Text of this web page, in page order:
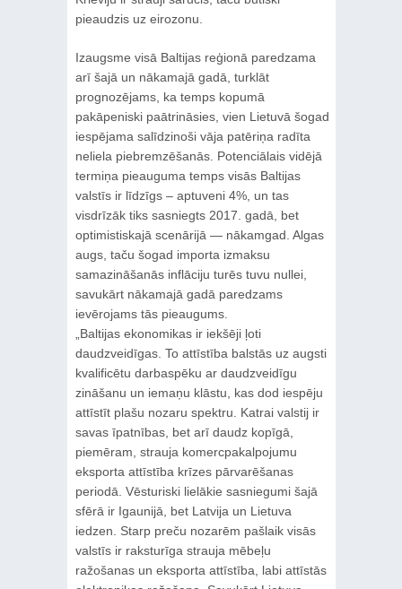
pieaudzis uz eirozonu.
Izaugsme visā Baltijas reģionā paredzama
arī šajā un nākamajā gadā, turklāt
prognozējams, ka temps kopumā
pakāpeniski paātrināsies, vien Lietuvā šogad
iespējama salīdzinoši vāja patēriņa radīta
neliela piebremzēšanās. Potenciālais vidējā
termiņa pieauguma temps visās Baltijas
valstīs ir līdzīgs – aptuveni 4%, un tas
visdrīzāk tiks sasniegts 2017. gadā, bet
optimistiskajā scenārijā — nākamgad. Algas
augs, taču šogad importa izmaksu
samazināšanās inflāciju turēs tuvu nullei,
savukārt nākamajā gadā paredzams
ievērojams tās pieaugums.
„Baltijas ekonomikas ir iekšēji ļoti
daudzveidīgas. To attīstība balstās uz augsti
kvalificētu darbaspēku ar daudzveidīgu
zināšanu un iemaņu klāstu, kas dod iespēju
attīstīt plašu nozaru spektru. Katrai valstij ir
savas īpatnības, bet arī daudz kopīgā,
piemēram, strauja komercpakalpojumu
eksporta attīstība krīzes pārvarēšanas
periodā. Vēsturiski lielākie sasniegumi šajā
sfērā ir Igaunijā, bet Latvija un Lietuva
iedzen. Starp preču nozarēm pašlaik visās
valstīs ir raksturīga strauja mēbeļu
ražošanas un eksporta attīstība, labi attīstās